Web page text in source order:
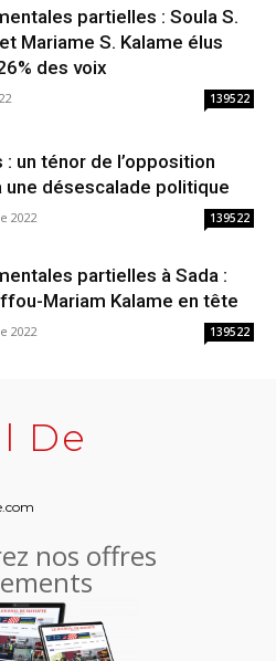
partielles : Soula S.
Mariame S. Kalame élus
des voix
139522
: un ténor de l’opposition
une désescalade politique
2022 139522
partielles à Sada :
Mariam Kalame en tête
2022 139522
De
nos offres